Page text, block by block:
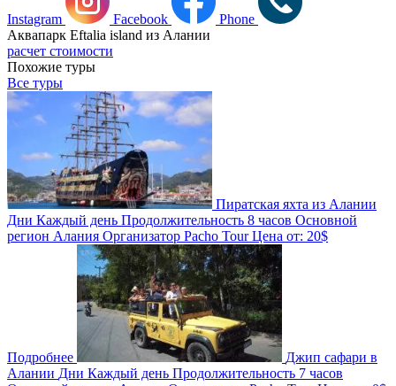
Instagram Facebook
Phone
Аквапарк Eftalia island из Алании
расчет стоимости
Похожие туры
Все туры
Пиратская яхта из Алании
Дни Каждый день Продолжительность 8 часов Основной
регион Алания Организатор Pacho TourЦена от: 20$
Подробнее
Джип сафари в
Алании Дни Каждый день Продолжительность 7 часов